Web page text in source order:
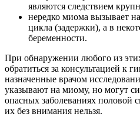
являются следствием
нередко миома вызывает
цикла (задержки), а в
беременности.
При обнаружении любого из
обратиться за консультацией к
назначенные врачом
указывают на миому, но могут
опасных заболеваниях половой
их без внимания нельзя.